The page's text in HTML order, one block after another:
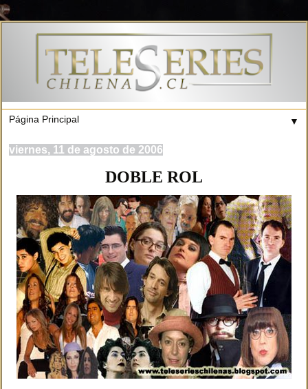
▼
viernes, 11 de agosto de 2006
DOBLE ROL